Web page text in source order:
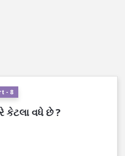
- 8
કેટલા વધે છે ?